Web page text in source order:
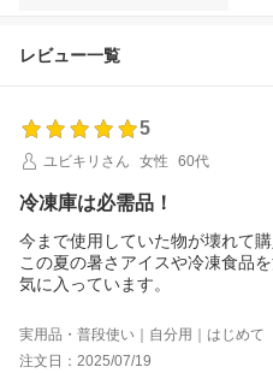
レビュー一覧
5
ユビキリさん
女性 60代
冷凍庫は必需品！
今まで使用していた物が壊れて
この夏の暑さアイスや冷凍食品
気に入っています。
実用品・普段使い｜自分用｜はじめて
注文日：2025/07/19